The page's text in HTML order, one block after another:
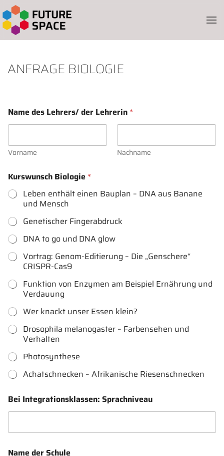
Skip to main content
ANFRAGE BIOLOGIE
Name des Lehrers/ der Lehrerin *
Vorname Nachname
Kurswunsch Biologie *
Leben enthält einen Bauplan – DNA aus Banane
und Mensch
Genetischer Fingerabdruck
DNA to go und DNA glow
Vortrag: Genom-Editierung – Die „Genschere“
CRISPR-Cas9
Funktion von Enzymen am Beispiel Ernährung und
Verdauung
Wer knackt unser Essen klein?
Drosophila melanogaster – Farbensehen und
Verhalten
Photosynthese
Achatschnecken – Afrikanische Riesenschnecken
Bei Integrationsklassen: Sprachniveau
Name der Schule